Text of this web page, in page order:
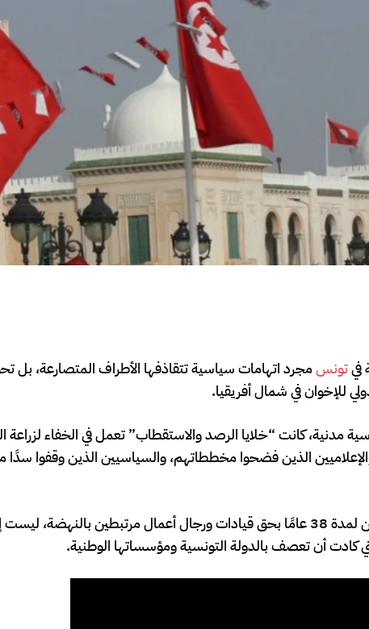
فيتونسمجرد اتهامات سياسية تتقاذفها الأطراف المتصارعة، بل
للإخوان في شمال أفريقيا.
مدنية، كانت “خلايا الرصد والاستقطاب” تعمل في الخفاء
الذين فضحوا مخططاتهم، والسياسيين الذين وقفوا سدًا
إن الأحكام الصادرة مؤخرًا، والتي وصلت إلى السجن لمدة 38 عامًا بحق قيادات ورجال أعمال
أن تعصف بالدولة التونسية ومؤسساتها الوطنية.